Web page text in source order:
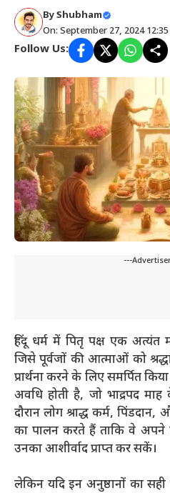
ByShubham
On: September 27, 2024 12:35
Follow Us:
---
हिंदू धर्म में पितृ पक्ष एक अत्यंत
जिसे पूर्वजों की आत्माओं को
प्रार्थना करने के लिए समर्पित
अवधि होती है, जो भाद्रपद
दौरान लोग श्राद्ध कर्म,
का पालन करते हैं ताकि वे अपने
उनका आशीर्वाद प्राप्त कर सकें।
लेकिन यदि इन अनुष्ठानों का